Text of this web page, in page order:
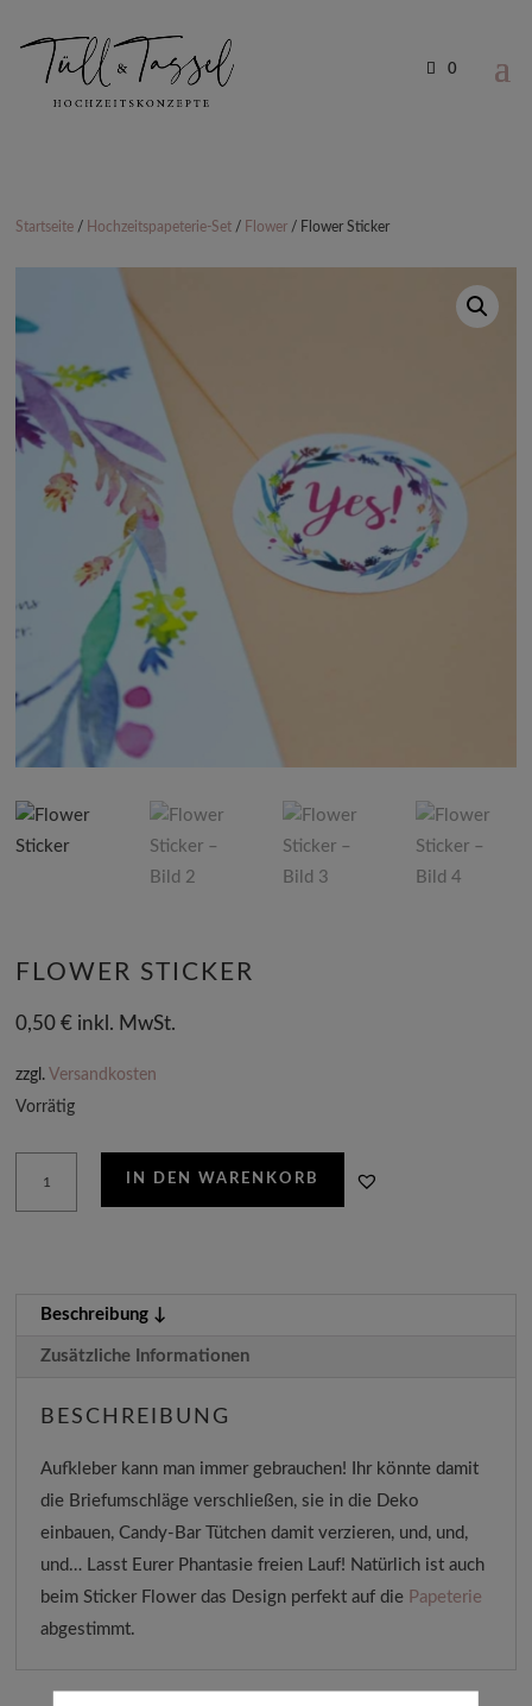
0
Startseite / Hochzeitspapeterie-Set / Flower / Flower Sticker
FLOWER STICKER
0,50€ inkl. MwSt.
zzgl. Versandkosten
Vorrätig
IN DEN WARENKORB
Beschreibung
Zusätzliche Informationen
BESCHREIBUNG
Aufkleber kann man immer gebrauchen! Ihr könnte damit
die Briefumschläge verschließen, sie in die Deko
einbauen, Candy-Bar Tütchen damit verzieren, und, und,
und… Lasst Eurer Phantasie freien Lauf! Natürlich ist auch
beim Sticker Flower das Design perfekt auf die Papeterie
abgestimmt.